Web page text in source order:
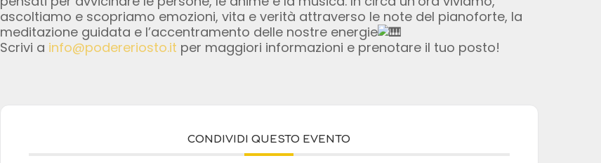
ascoltiamo e scopriamo emozioni, vita e verità attraverso le note del pianoforte, la
meditazione guidata e l’accentramento delle nostre energie
Scrivi a info@podereriosto.it per maggiori informazioni e prenotare il tuo posto!
CONDIVIDI QUESTO EVENTO